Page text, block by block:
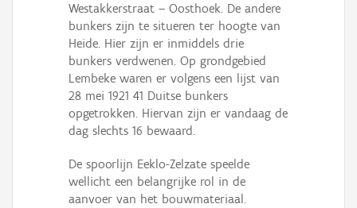
Westakkerstraat – Oosthoek. De andere
bunkers zijn te situeren ter hoogte van
Heide. Hier zijn er inmiddels drie
bunkers verdwenen. Op grondgebied
Lembeke waren er volgens een lijst van
28 mei 1921 41 Duitse bunkers
opgetrokken. Hiervan zijn er vandaag de
dag slechts 16 bewaard.
De spoorlijn Eeklo-Zelzate speelde
wellicht een belangrijke rol in de
aanvoer van het bouwmateriaal.